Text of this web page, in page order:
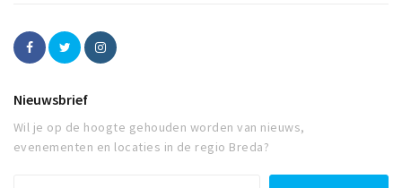
Nieuwsbrief
Wil je op de hoogte gehouden worden van nieuws,
evenementen en locaties in de regio Breda?